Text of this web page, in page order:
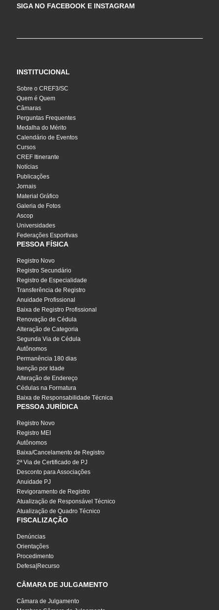
SIGA NO FACEBOOK E INSTAGRAM
INSTITUCIONAL
Sobre o CREF3/SC
Quem é Quem
Câmaras
Perguntas Frequentes
Medalha do Mérito
Calendário de Eventos
Cursos
CREF Itinerante
Notícias
Publicações
Jornais
Material Gráfico
Galeria de Fotos
Ascop
Universidades
Federações Esportivas
PESSOA FÍSICA
Registro Novo
Registro Secundário
Registro de Especialidade
Transferência de Registro
Anuidade Profissional
Baixa de Registro Profissional
Renovação de Cédula
Alteração de Categoria
Segunda Via de Cédula
Autônomos
Permanência 180 dias
Isenção por Idade
Alteração de Endereço
Cédulas na Formatura
Baixa de Responsabilidade Técnica
PESSOA JURÍDICA
Registro Novo
Registro MEI
Autônomos
Baixa/Cancelamento de Registro
2ª Via de Certificado de PJ
Desconto para Associações
Anuidade PJ
Revigoramento de Registro
Atualização de Responsável Técnico
Atualização de Quadro Técnico
FISCALIZAÇÃO
Denúncias
Orientações
Procedimento
Defesa|Recurso
CÂMARA DE JULGAMENTO
Câmara de Julgamento